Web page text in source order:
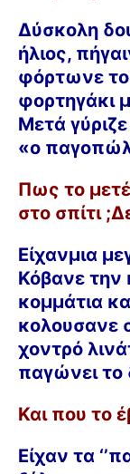
Δύσκολη
ήλιος,
φόρτωνε το
φορτηγάκι
Μετά
«ο
Πως το
στο σπίτι
Είχανμια
Κόβανε την
κομμάτια
κολουσανε
χοντρό
παγώνει το
Και που το
Είχαν τα